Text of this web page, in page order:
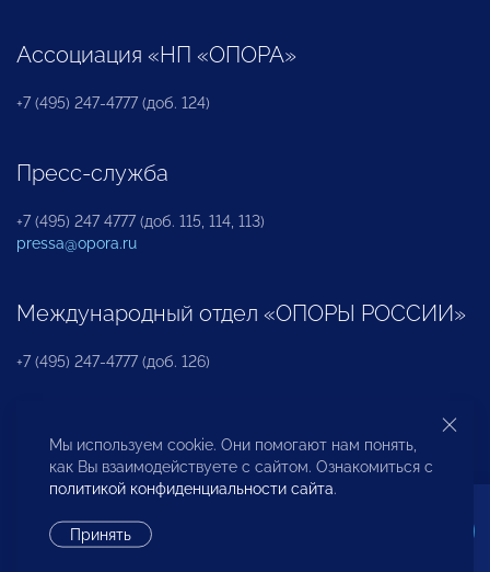
Ассоциация «НП «ОПОРА»
+7 (495) 247-4777 (доб. 124)
Пресс-служба
+7 (495) 247 4777 (доб. 115, 114, 113)
pressa@opora.ru
Международный отдел «ОПОРЫ РОССИИ»
+7 (495) 247-4777 (доб. 126)
Бюро по защите прав предпринимателей и
инвесторов
Мы используем cookie. Они помогают нам понять,
как Вы взаимодействуете с сайтом. Ознакомиться с
политикой конфиденциальности сайта.
Принять